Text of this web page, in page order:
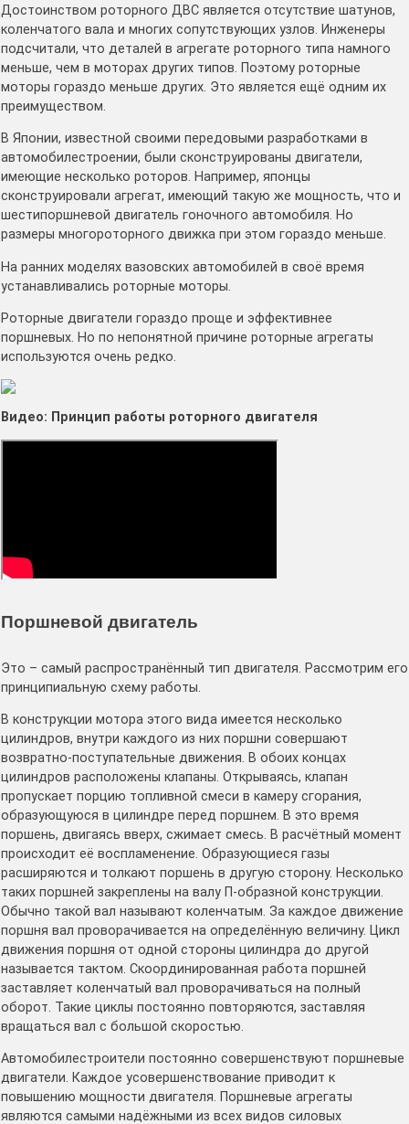
Достоинством роторного ДВС является отсутствие шатунов,
коленчатого вала и многих сопутствующих узлов. Инженеры
подсчитали, что деталей в агрегате роторного типа намного
меньше, чем в моторах других типов. Поэтому роторные
моторы гораздо меньше других. Это является ещё одним их
преимуществом.
В Японии, известной своими передовыми разработками в
автомобилестроении, были сконструированы двигатели,
имеющие несколько роторов. Например, японцы
сконструировали агрегат, имеющий такую же мощность, что и
шестипоршневой двигатель гоночного автомобиля. Но
размеры многороторного движка при этом гораздо меньше.
На ранних моделях вазовских автомобилей в своё время
устанавливались роторные моторы.
Роторные двигатели гораздо проще и эффективнее
поршневых. Но по непонятной причине роторные агрегаты
используются очень редко.
Видео: Принцип работы роторного двигателя
Поршневой двигатель
Это – самый распространённый тип двигателя. Рассмотрим его
принципиальную схему работы.
В конструкции мотора этого вида имеется несколько
цилиндров, внутри каждого из них поршни совершают
возвратно-поступательные движения. В обоих концах
цилиндров расположены клапаны. Открываясь, клапан
пропускает порцию топливной смеси в камеру сгорания,
образующуюся в цилиндре перед поршнем. В это время
поршень, двигаясь вверх, сжимает смесь. В расчётный момент
происходит её воспламенение. Образующиеся газы
расширяются и толкают поршень в другую сторону. Несколько
таких поршней закреплены на валу П-образной конструкции.
Обычно такой вал называют коленчатым. За каждое движение
поршня вал проворачивается на определённую величину. Цикл
движения поршня от одной стороны цилиндра до другой
называется тактом. Скоординированная работа поршней
заставляет коленчатый вал проворачиваться на полный
оборот. Такие циклы постоянно повторяются, заставляя
вращаться вал с большой скоростью.
Автомобилестроители постоянно совершенствуют поршневые
двигатели. Каждое усовершенствование приводит к
повышению мощности двигателя. Поршневые агрегаты
являются самыми надёжными из всех видов силовых